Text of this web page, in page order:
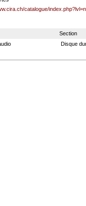
catalogue/
Section
Disque